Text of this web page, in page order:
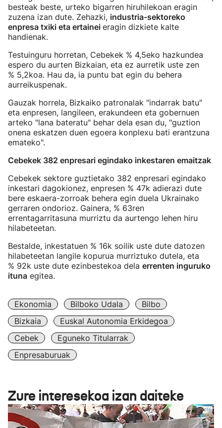
besteak beste, urteko bigarren hiruhilekoan eragin
zuzena izan dute. Zehazki, industria-sektoreko
enpresa txiki eta ertainei eragin dizkiete kalte
handienak.
Testuinguru horretan, Cebekek % 4,5eko hazkundea
espero du aurten Bizkaian, eta ez aurretik uste zen
% 5,2koa. Hau da, ia puntu bat egin du behera
aurreikuspenak.
Gauzak horrela, Bizkaiko patronalak "indarrak batu"
eta enpresen, langileen, erakundeen eta gobernuen
arteko "lana bateratu" behar dela esan du, "guztion
onena eskatzen duen egoera konplexu bati erantzuna
emateko".
Cebekek 382 enpresari egindako inkestaren emaitzak
Cebekek sektore guztietako 382 enpresari egindako
inkestari dagokionez, enpresen % 47k adierazi dute
bere eskaera-zorroak behera egin duela Ukrainako
gerraren ondorioz. Gainera, % 63ren
errentagarritasuna murriztu da aurtengo lehen hiru
hilabeteetan.
Bestalde, inkestatuen % 16k soilik uste dute datozen
hilabeteetan langile kopurua murriztuko dutela, eta
% 92k uste dute ezinbestekoa dela errenten inguruko
ituna egitea.
Ekonomia Bilboko Udala
Bilbo
Bizkaia
Euskal Autonomia Erkidegoa
Cebek
Eguneko Titularrak
Enpresaburuak
Zure interesekoa izan daiteke